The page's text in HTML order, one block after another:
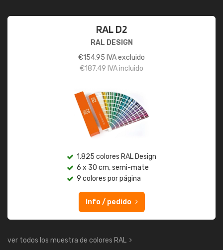
RAL D2
RAL DESIGN
€154,95 IVA excluido
€187,49 IVA incluido
1.825 colores RAL Design
6 x 30 cm, semi-mate
9 colores por página
Info / pedido
ver todos los muestra de colores RAL